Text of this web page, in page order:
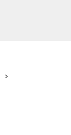
>